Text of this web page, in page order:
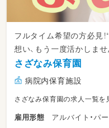
フルタイム希望の方必見
想い、もう一度活かしませ
さざなみ保育園
病院内保育施設
さざなみ保育園の求人一覧を
雇用形態
アルバイト・パー